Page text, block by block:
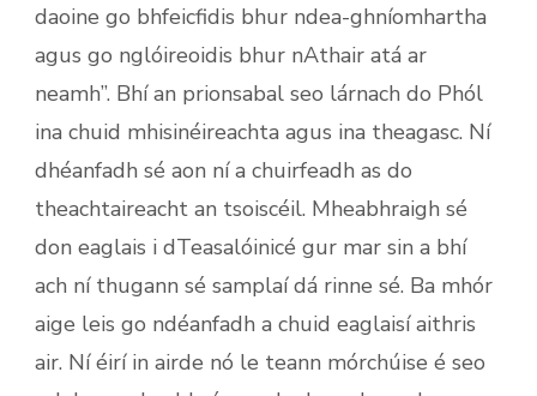
daoine go bhfeicfidis bhur ndea-ghníomhartha
agus go nglóireoidis bhur nAthair atá ar
neamh”. Bhí an prionsabal seo lárnach do Phól
ina chuid mhisinéireachta agus ina theagasc. Ní
dhéanfadh sé aon ní a chuirfeadh as do
theachtaireacht an tsoiscéil. Mheabhraigh sé
don eaglais i dTeasalóinicé gur mar sin a bhí
ach ní thugann sé samplaí dá rinne sé. Ba mhór
aige leis go ndéanfadh a chuid eaglaisí aithris
air. Ní éirí in airde nó le teann mórchúise é seo